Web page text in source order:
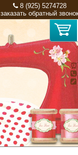
8 (925) 5274728
заказать обратный